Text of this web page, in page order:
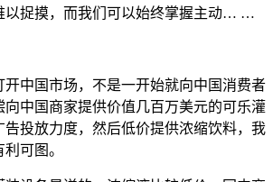
以捉摸，而我们可以始终掌握主动… …
开中国市场，不是一开始就向中国消费者
向中国商家提供价值几百万美元的可乐灌
告投放力度，然后低价提供浓缩饮料，我
可图。